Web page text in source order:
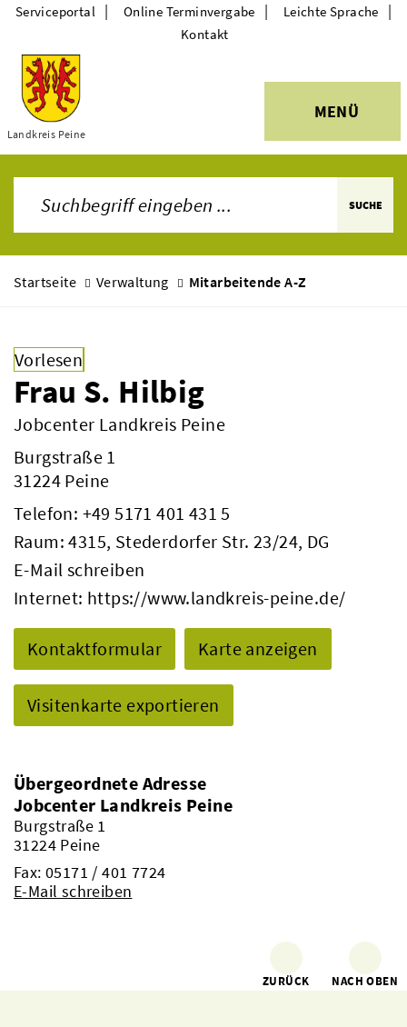
Themen
Landkreis Peine
MENÜ
Serviceportal | Online Terminvergabe | Leichte Sprache |
Kontakt
SUCHE
Startseite Verwaltung Mitarbeitende A-Z
Vorlesen
Frau S. Hilbig
Jobcenter Landkreis Peine
Burgstraße 1
31224 Peine
Telefon: +49 5171 401 431 5
Raum: 4315, Stederdorfer Str. 23/24, DG
E-Mail schreiben
Internet: https://www.landkreis-peine.de/
Kontaktformular Karte anzeigen
Visitenkarte exportieren
Übergeordnete Adresse
Jobcenter Landkreis Peine
Burgstraße 1
31224 Peine
Fax: 05171 / 401 7724
E-Mail schreiben
ZURÜCK NACH OBEN